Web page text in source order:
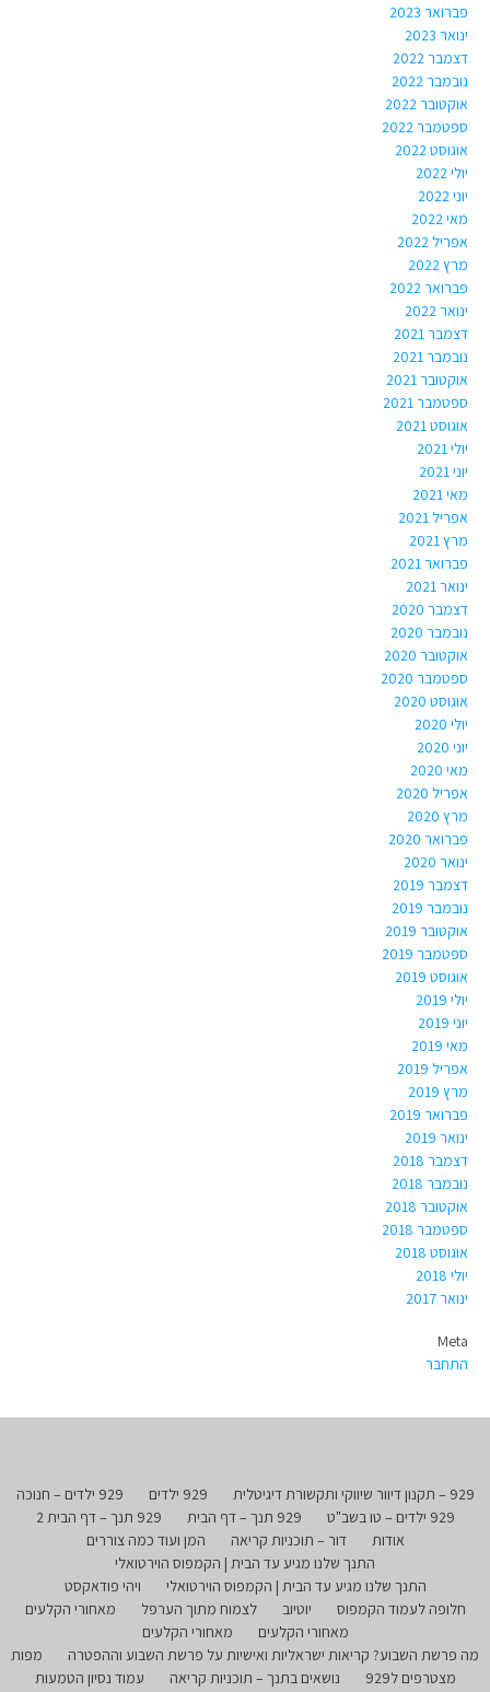
פברואר 2023
ינואר 2023
דצמבר 2022
נובמבר 2022
אוקטובר 2022
ספטמבר 2022
אוגוסט 2022
יולי 2022
יוני 2022
מאי 2022
אפריל 2022
מרץ 2022
פברואר 2022
ינואר 2022
דצמבר 2021
נובמבר 2021
אוקטובר 2021
ספטמבר 2021
אוגוסט 2021
יולי 2021
יוני 2021
מאי 2021
אפריל 2021
מרץ 2021
פברואר 2021
ינואר 2021
דצמבר 2020
נובמבר 2020
אוקטובר 2020
ספטמבר 2020
אוגוסט 2020
יולי 2020
יוני 2020
מאי 2020
אפריל 2020
מרץ 2020
פברואר 2020
ינואר 2020
דצמבר 2019
נובמבר 2019
אוקטובר 2019
ספטמבר 2019
אוגוסט 2019
יולי 2019
יוני 2019
מאי 2019
אפריל 2019
מרץ 2019
פברואר 2019
ינואר 2019
דצמבר 2018
נובמבר 2018
אוקטובר 2018
ספטמבר 2018
אוגוסט 2018
יולי 2018
ינואר 2017
Meta
התחבר
929 – תקנון דיוור שיווקי ותקשורת דיגיטלית 929 ילדים
929 ילדים – חנוכה
929 ילדים – טו בשב"ט
929 תנך – דף הבית
929 תנך – דף הבית 2
אודות
דור – תוכניות קריאה
המן ועוד כמה צוררים
התנך שלנו מגיע עד הבית | הקמפוס הוירטואלי
התנך שלנו מגיע עד הבית | הקמפוס הוירטואלי
ויהי פודאקסט
חלופה לעמוד הקמפוס
יוטיוב לצמוח מתוך הערפל
מאחורי הקלעים
מאחורי הקלעים
מאחורי הקלעים
מה פרשת השבוע? קריאות ישראליות ואישיות על פרשת השבוע וההפטרה
מפות
מצטרפים ל929
נושאים בתנך – תוכניות קריאה
עמוד נסיון הטמעות